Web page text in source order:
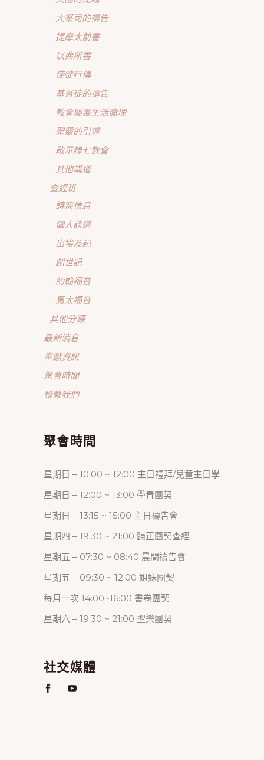
大祭司的禱告
提摩太前書
以弗所書
使徒行傳
基督徒的禱告
教會屬靈生活倫理
聖靈的引導
啟示錄七教會
其他講道
查經班
詩篇信息
個人談道
出埃及記
創世記
約翰福音
馬太福音
其他分類
最新消息
奉獻資訊
聚會時間
聯繫我們
聚會時間
星期日 – 10:00 ~ 12:00 主日禮拜/兒童主日學
星期日 – 12:00 ~ 13:00 學青團契
星期日 – 13:15 ~ 15:00 主日禱告會
星期四 – 19:30 ~ 21:00 歸正團契查經
星期五 – 07:30 ~ 08:40 晨間禱告會
星期五 – 09:30 ~ 12:00 姐妹團契
每月一次 14:00~16:00 書卷團契
星期六 – 19:30 ~ 21:00 聖樂團契
社交媒體